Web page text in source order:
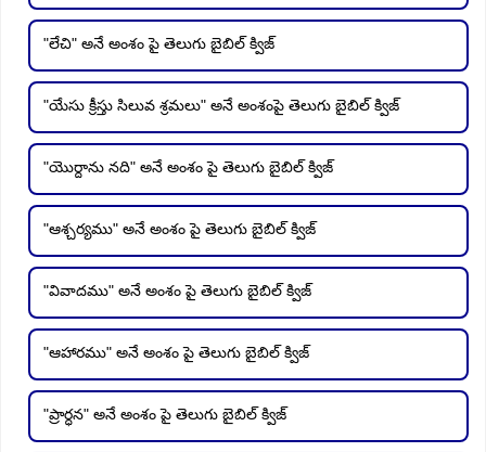
"లేచి" అనే అంశం పై తెలుగు బైబిల్ క్విజ్
"యేసు క్రీస్తు సిలువ శ్రమలు" అనే అంశంపై తెలుగు బైబిల్ క్విజ్
"యొర్దాను నది" అనే అంశం పై తెలుగు బైబిల్ క్విజ్
"ఆశ్చర్యము" అనే అంశం పై తెలుగు బైబిల్ క్విజ్
"వివాదము" అనే అంశం పై తెలుగు బైబిల్ క్విజ్
"ఆహారము" అనే అంశం పై తెలుగు బైబిల్ క్విజ్
"ప్రార్ధన" అనే అంశం పై తెలుగు బైబిల్ క్విజ్